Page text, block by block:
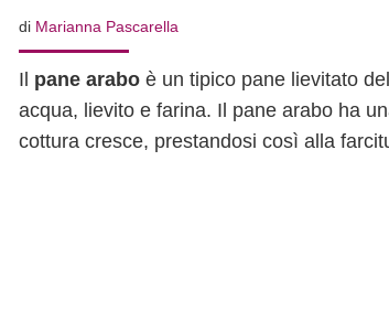
di Marianna Pascarella
Il pane arabo è un tipico pane lievitato
acqua, lievito e farina. Il pane arabo ha
cottura cresce, prestandosi così alla